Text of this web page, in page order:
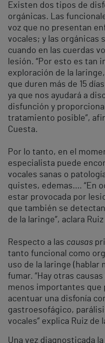
Existen dos tipos de
orgánicas. Las
voz que no presentan
vocales; y las orgánicas
cuando en las cuerdas
lesión. “Por esto es tan
exploración de la
que duren más de 15
ya que nos ayudará a
disfunción y
tratamiento posible”,
Cuesta.
Por lo tanto, en el
especialista puede
vocales sanas o
quistes, edemas…. “En
estar provocada por
que también se
de la laringe”, aclara
Respecto a las causas
tanto funcional como
uso de la laringe (hablar
fumar. “Hay otras
menos importantes que
acentuar una disfonía
gastroesofágico,
vocales” explica Ruiz de
Una vez diagnosticada